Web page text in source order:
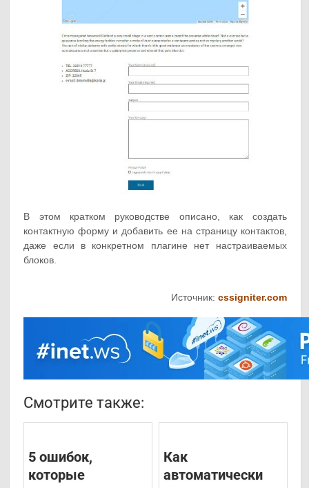
В этом кратком руководстве описано, как создать
контактную форму и добавить ее на страницу контактов,
даже если в конкретном плагине нет настраиваемых
блоков.
Источник: cssigniter.com
Смотрите также:
5 ошибок,
которые
Как
автоматически